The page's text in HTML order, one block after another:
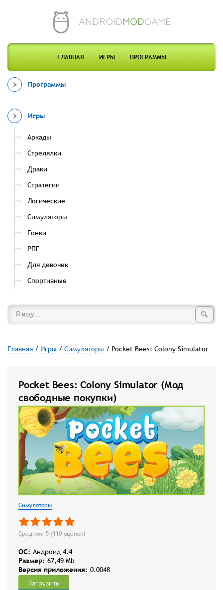
ANDROIDMODGAME
ГЛАВНАЯ ИГРЫ ПРОГРАММЫ
Программы
Игры
Аркады
Стрелялки
Драки
Стратегии
Логические
Симуляторы
Гонки
РПГ
Для девочек
Спортивные
Главная / Игры / Симуляторы / Pocket Bees: Colony Simulator
Pocket Bees: Colony Simulator (Мод
свободные покупки)
Симуляторы
Средняя: 5 (110 оценок)
OC: Андроид 4.4
Размер: 67,49 Mb
Версия приложения: 0.0048
Загрузить